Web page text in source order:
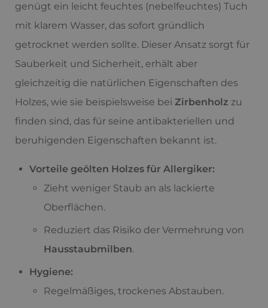
genügt ein leicht feuchtes (nebelfeuchtes) Tuch
mit klarem Wasser, das sofort gründlich
getrocknet werden sollte. Dieser Ansatz sorgt für
Sauberkeit und Sicherheit, erhält aber
gleichzeitig die natürlichen Eigenschaften des
Holzes, wie sie beispielsweise bei Zirbenholz zu
finden sind, das für seine antibakteriellen und
beruhigenden Eigenschaften bekannt ist.
Vorteile geölten Holzes für Allergiker:
Zieht weniger Staub an als lackierte
Oberflächen.
Reduziert das Risiko der Vermehrung von
Hausstaubmilben.
Hygiene:
Regelmäßiges, trockenes Abstauben.